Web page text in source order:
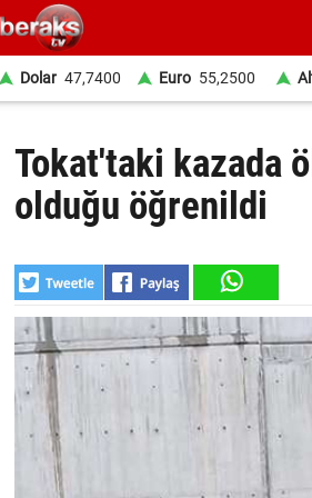
Dolar 47,7400 Euro 55,2500
Tokat'taki kazada
olduğu öğrenildi